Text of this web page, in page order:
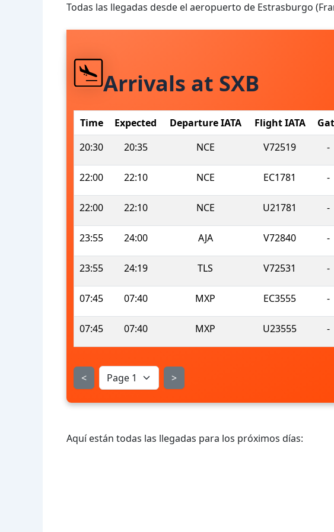
Todas las llegadas desde el aeropuerto de Estrasburgo
Arrivals at SXB
Time Expected Departure IATA Flight IATA
20:30
20:35 NCE V72519 -
22:00 22:10 NCE EC1781 -
22:00 22:10 NCE U21781 -
23:55 24:00 AJA V72840 -
23:55 24:19 TLS V72531 -
07:45 07:40 MXP EC3555 -
07:45 07:40 MXP U23555 -
< >
Aquí están todas las llegadas para los próximos días: